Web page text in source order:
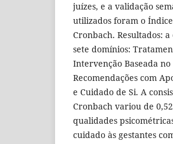
juízes, e a validação
utilizados foram o
Cronbach. Resultados:
sete domínios:
Intervenção Baseada
Recomendações com
e Cuidado de Si. A
Cronbach variou de
qualidades
cuidado às gestantes